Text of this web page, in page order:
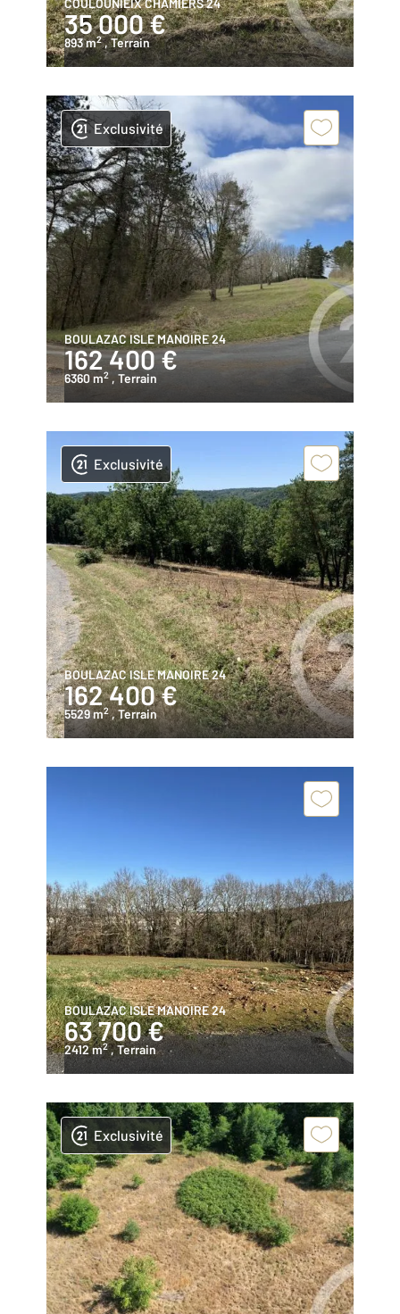
COULOUNIEIX CHAMIERS 24
35 000 €
893 m2 , Terrain
Exclusivité
BOULAZAC ISLE MANOIRE 24
162 400 €
6360 m2 , Terrain
Exclusivité
BOULAZAC ISLE MANOIRE 24
162 400 €
5529 m2 , Terrain
BOULAZAC ISLE MANOIRE 24
63 700 €
2412 m2 , Terrain
Exclusivité